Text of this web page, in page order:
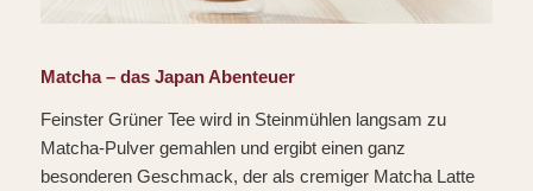
Matcha – das Japan Abenteuer
Feinster Grüner Tee wird in Steinmühlen langsam zu
Matcha-Pulver gemahlen und ergibt einen ganz
besonderen Geschmack, der als cremiger Matcha Latte